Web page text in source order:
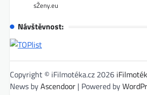
sŽeny.eu
Návštěvnost:
Copyright © iFilmotéka.cz 2026
News byAscendoor | Powered by